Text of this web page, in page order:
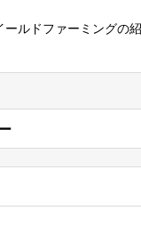
ールドファーミングの